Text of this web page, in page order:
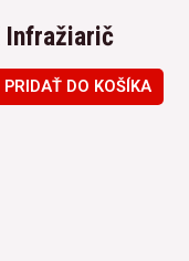
Infražiarič
PRIDAŤ DO KOŠÍKA